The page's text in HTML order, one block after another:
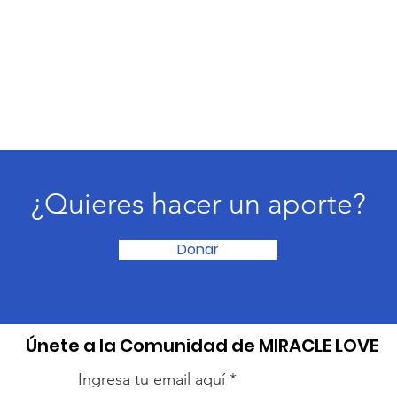
¿Quieres hacer un aporte?
Donar
​Únete a la Comunidad de MIRACLE LOVE
Ingresa tu email aquí